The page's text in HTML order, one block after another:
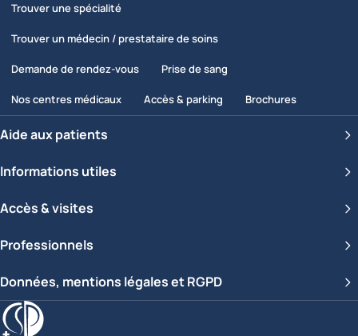
Trouver une spécialité
Trouver un médecin / prestataire de soins
Demande de rendez-vous Prise de sang
Nos centres médicaux Accès & parking Brochures
Aide aux patients
Informations utiles
Accès & visites
Professionnels
Données, mentions légales et RGPD
Clinique Saint-Pierre Ottignies